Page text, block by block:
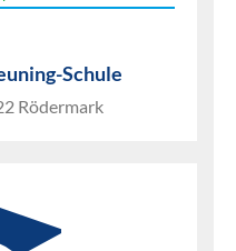
Schule
Rödermark